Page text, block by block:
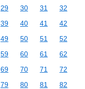
29 30 31
32
39 40 41
42
49 50 51
52
59 60 61
62
69 70 71
72
79 80 81
82